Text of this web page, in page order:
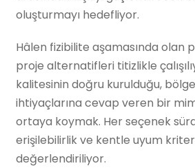
oluşturmayı hedefliyor.
Hâlen fizibilite aşamasında olan
proje alternatifleri titizlikle
kalitesinin doğru kurulduğu,
ihtiyaçlarına cevap veren bir
ortaya koymak. Her seçenek
erişilebilirlik ve kentle uyum
değerlendiriliyor.